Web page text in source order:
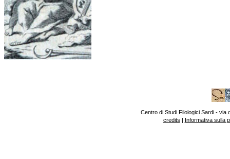
Centro di Studi Filologici Sardi - via
credits | Informativa sulla